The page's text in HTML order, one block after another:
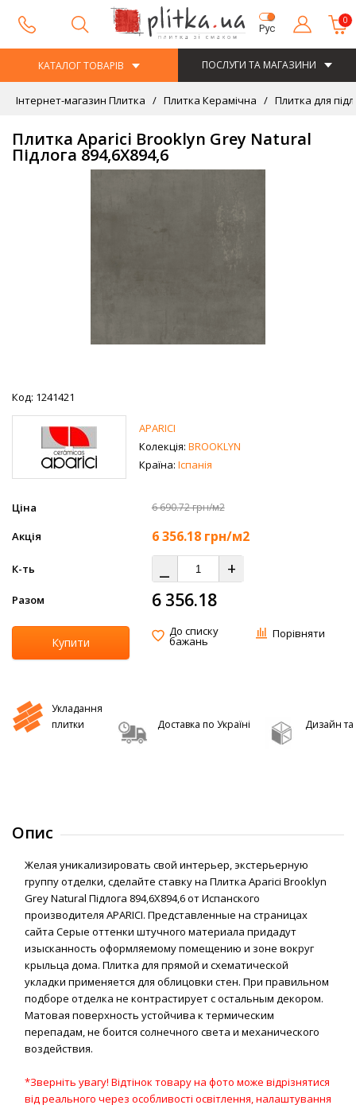
Рус
0
КАТАЛОГ ТОВАРІВ ПОСЛУГИ ТА МАГАЗИНИ
Інтернет-магазин Плитка Плитка Керамічна Плитка для
Плитка Aparici Brooklyn Grey Natural
Підлога 894,6Х894,6
Код: 1241421
APARICI
Колекція: BROOKLYN
Країна: Іспанія
Ціна 6 690.72 грн/м2
Акція 6 356.18грн/м2
К-ть +
Разом 6 356.18
Купити
До списку
бажань
Порівняти
Укладання
плитки
Доставка по Україні Дизайн та
Опис
Желая уникализировать свой интерьер, экстерьерную
группу отделки, сделайте ставку на Плитка Aparici Brooklyn
Grey Natural Підлога 894,6Х894,6 от Испанского
производителя APARICI. Представленные на страницах
сайта Серые оттенки штучного материала придадут
изысканность оформляемому помещению и зоне вокруг
крыльца дома. Плитка для прямой и схематической
укладки применяется для облицовки стен. При правильном
подборе отделка не контрастирует с остальным декором.
Матовая поверхность устойчива к термическим
перепадам, не боится солнечного света и механического
воздействия.
*Зверніть увагу! Відтінок товару на фото може відрізнятися
від реального через особливості освітлення, налаштування